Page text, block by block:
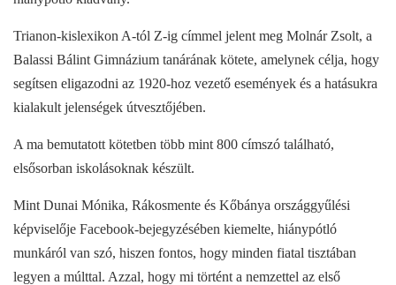
Trianon-kislexikon A-tól Z-ig címmel jelent meg Molnár Zsolt, a
Balassi Bálint Gimnázium tanárának kötete, amelynek célja, hogy
segítsen eligazodni az 1920-hoz vezető események és a hatásukra
kialakult jelenségek útvesztőjében.
A ma bemutatott kötetben több mint 800 címszó található,
elsősorban iskolásoknak készült.
Mint Dunai Mónika, Rákosmente és Kőbánya országgyűlési
képviselője Facebook-bejegyzésében kiemelte, hiánypótló
munkáról van szó, hiszen fontos, hogy minden fiatal tisztában
legyen a múlttal. Azzal, hogy mi történt a nemzettel az első